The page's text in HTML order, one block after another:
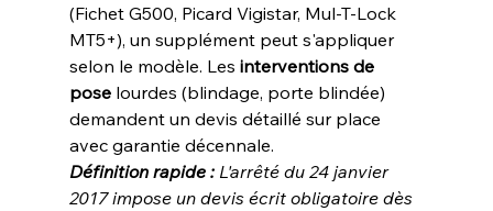
(Fichet G500, Picard Vigistar, Mul-T-Lock
MT5+), un supplément peut s'appliquer
selon le modèle. Les interventions de
pose lourdes (blindage, porte blindée)
demandent un devis détaillé sur place
avec garantie décennale.
Définition rapide : L'arrêté du 24 janvier
2017 impose un devis écrit obligatoire dès